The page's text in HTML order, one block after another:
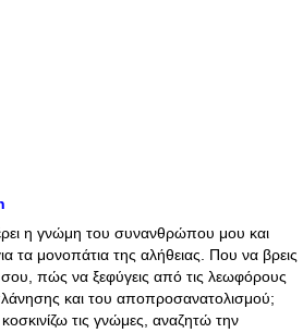
η γνώμη του συνανθρώπου μου και
τα μονοπάτια της αλήθειας. Που να βρεις
πώς να ξεφύγεις από τις λεωφόρους
και του αποπροσανατολισμού;
τις γνώμες, αναζητώ την